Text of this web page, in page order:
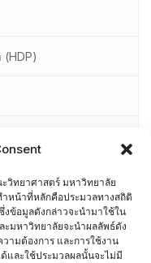
วิทยาศาสตร์ มหาวิทยาลัย
หน้าที่หลักคือประมวลทางสถิติ
ข้อมูลดังกล่าวจะนำมาใช้ใน
ะมหาวิทยาลัยจะนำผลลัพธ์ดัง
ามต้องการ และการใช้งาน
และใช้ประมวลผลนั้นจะไม่มี
2558- 2562